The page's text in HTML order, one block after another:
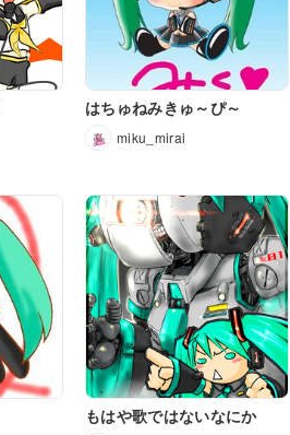
はちゅねみきゅ～ぴ～
miku_mirai
もはや歌ではないなにか